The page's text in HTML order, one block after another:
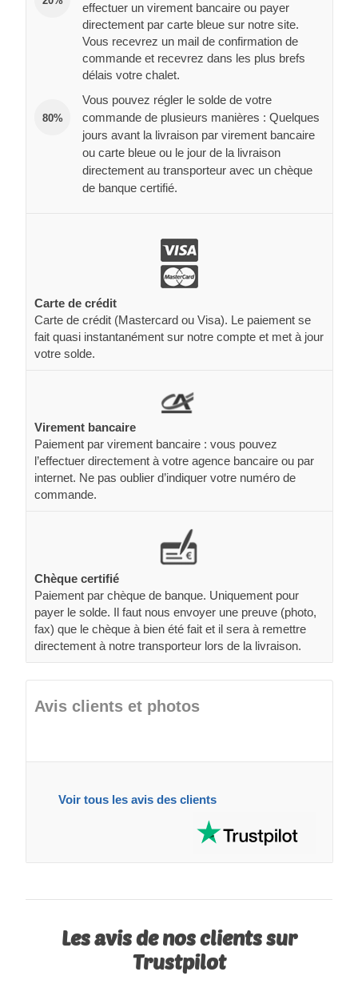
effectuer un virement bancaire ou payer
directement par carte bleue sur notre site.
Vous recevrez un mail de confirmation de
commande et recevrez dans les plus brefs
délais votre chalet.
80%
Vous pouvez régler le solde de votre
commande de plusieurs manières : Quelques
jours avant la livraison par virement bancaire
ou carte bleue ou le jour de la livraison
directement au transporteur avec un chèque
de banque certifié.
Carte de crédit
Carte de crédit (Mastercard ou Visa). Le paiement se
fait quasi instantanément sur notre compte et met à jour
votre solde.
Virement bancaire
Paiement par virement bancaire : vous pouvez
l’effectuer directement à votre agence bancaire ou par
internet. Ne pas oublier d’indiquer votre numéro de
commande.
Chèque certifié
Paiement par chèque de banque. Uniquement pour
payer le solde. Il faut nous envoyer une preuve (photo,
fax) que le chèque à bien été fait et il sera à remettre
directement à notre transporteur lors de la livraison.
Avis clients et photos
Voir tous les avis des clients
Les avis de nos clients sur
Trustpilot